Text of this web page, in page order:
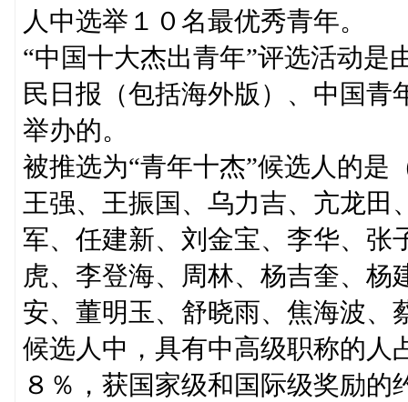
人中选举１０名最优秀青年。
“中国十大杰出青年”评选活动是
民日报（包括海外版）、中国
举办的。
被推选为“青年十杰”候选人的是
王强、王振国、乌力吉、亢龙田
军、任建新、刘金宝、李华、张
虎、李登海、周林、杨吉奎、杨
安、董明玉、舒晓雨、焦海波、
候选人中，具有中高级职称的人
８％，获国家级和国际级奖励